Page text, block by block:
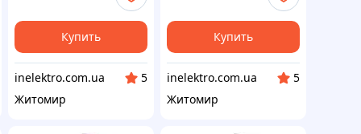
Купить
inelektro.com.ua
5
Житомир
Купить
inelektro.com.ua
5
Житомир